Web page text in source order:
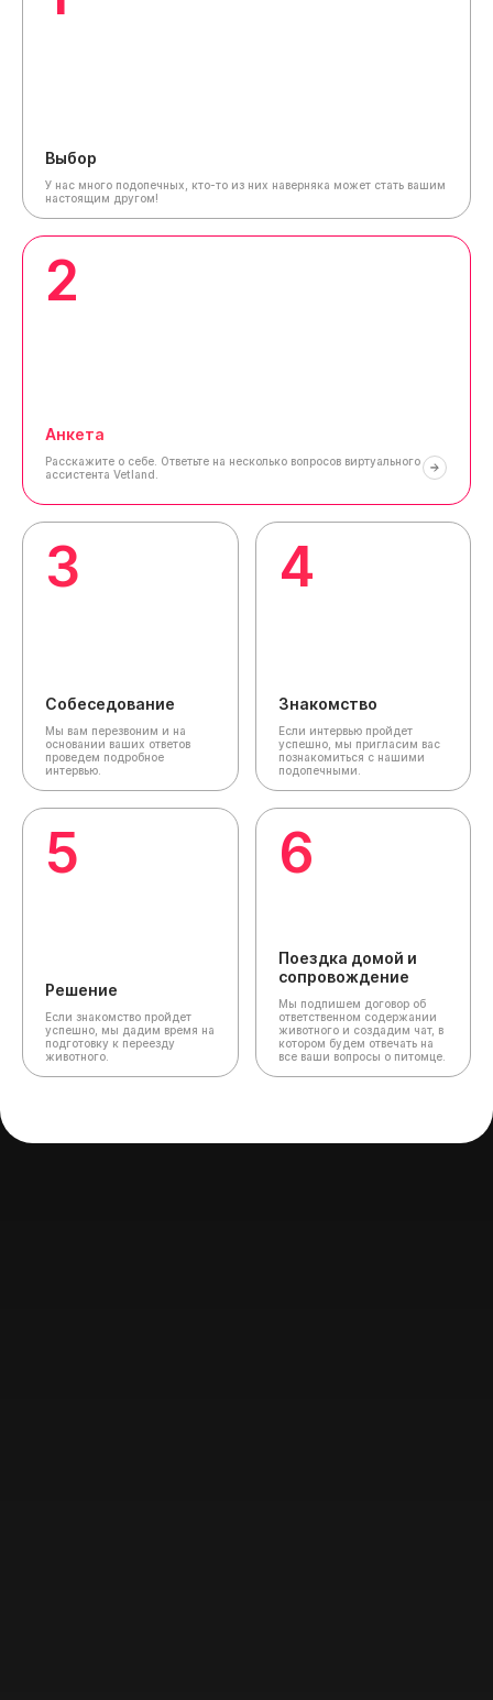
Выбор
У нас много подопечных, кто-то из них наверняка может стать вашим
настоящим другом!
2
Анкета
Расскажите о себе. Ответьте на несколько вопросов виртуального
ассистента Vetland.
3
Собеседование
Мы вам перезвоним и на
основании ваших ответов
проведем подробное
интервью.
4
Знакомство
Если интервью пройдет
успешно, мы пригласим вас
познакомиться с нашими
подопечными.
5
Решение
Если знакомство пройдет
успешно, мы дадим время на
подготовку к переезду
животного.
6
Поездка домой и
сопровождение
Мы подпишем договор об
ответственном содержании
животного и создадим чат, в
котором будем отвечать на
все ваши вопросы о питомце.